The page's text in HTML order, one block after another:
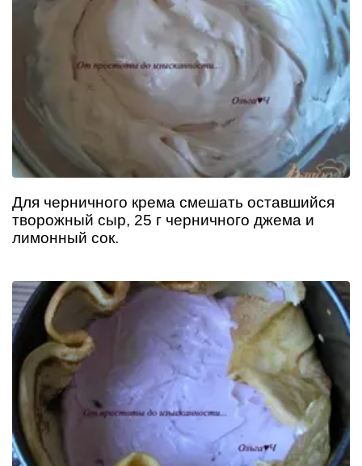
Для черничного крема смешать оставшийся
творожный сыр, 25 г черничного джема и
лимонный сок.